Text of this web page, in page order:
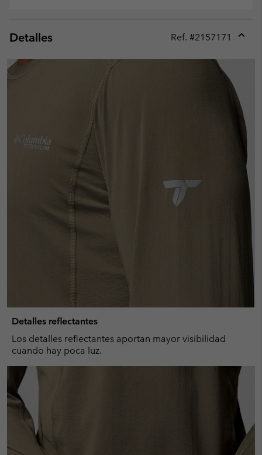
Detalles Ref. #2157171
Detalles reflectantes
Los detalles reflectantes aportan mayor visibilidad
cuando hay poca luz.